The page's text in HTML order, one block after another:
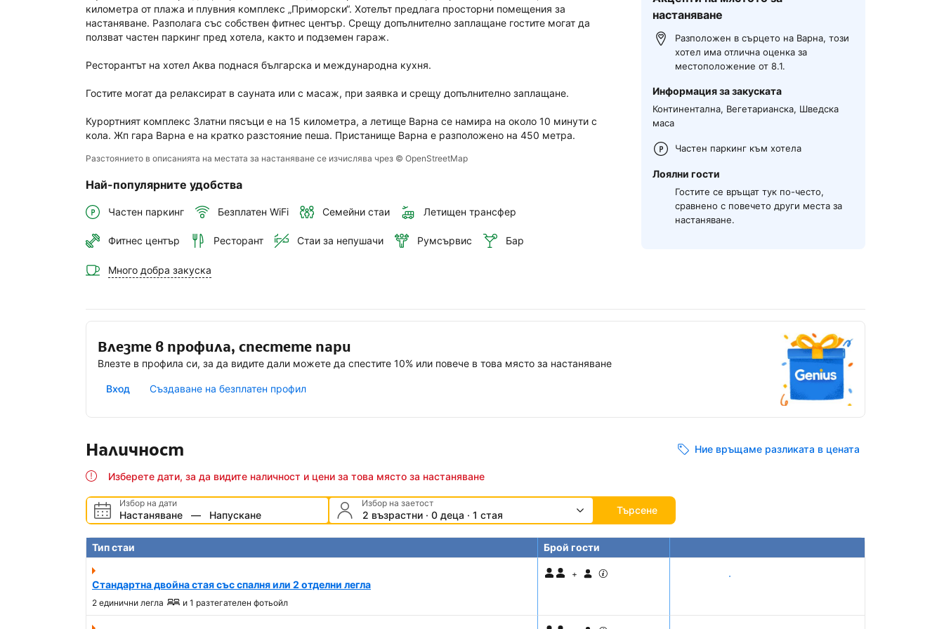
в
акаунта
си.
километра от плажа и плувния комплекс „Приморски“. Хотелът предлага просторни помещения за
настаняване. Разполага със собствен фитнес център. Срещу допълнително заплащане гостите могат да
ползват частен паркинг пред хотела, както и подземен гараж.
Ресторантът на хотел Аква поднася българска и международна кухня.
Гостите могат да релаксират в сауната или с масаж, при заявка и срещу допълнително заплащане.
Курортният комплекс Златни пясъци е на 15 километра, а летище Варна се намира на около 10 минути с
кола. Жп гара Варна е на кратко разстояние пеша. Пристанище Варна е разположено на 450 метра.
Разстоянието в описанията на местата за настаняване се изчислява чрез © OpenStreetMap
Най-популярните удобства
Частен паркинг Безплатен WiFi Семейни стаи Летищен трансфер
Фитнес център Ресторант Стаи за непушачи Румсървис Бар
Много добра закуска
настаняване
Разположен в сърцето на Варна, този
хотел има отлична оценка за
местоположение от 8.1.
Информация за закуската
Континентална, Вегетарианска, Шведска
маса
Частен паркинг към хотела
Лоялни гости
Гостите се връщат тук по-често,
сравнено с повечето други места за
настаняване.
Влезте в профила, спестете пари
Влезте в профила си, за да видите дали можете да спестите 10% или повече в това място за настаняване
Вход Създаване на безплатен профил
Наличност Ние връщаме разликата в цената
Изберете дати, за да видите наличност и цени за това място за настаняване
Избор на дати
Настаняване — Напускане
Избор на заетост
2 възрастни · 0 деца · 1 стая Търсене
Тип стаи Брой гости
Стандартна двойна стая със спалня или 2 отделни легла
2 единични легла и 1 разтегателeн фотьойл
+ Показване на цени